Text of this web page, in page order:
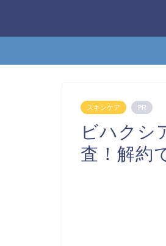
スキンケア PR
ビハクシ
査！解約